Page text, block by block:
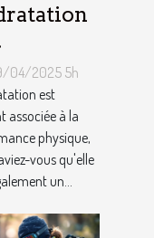
les
étroits à
booster
04/2025 5h
est
associée à la
physique,
vous qu'elle
un...